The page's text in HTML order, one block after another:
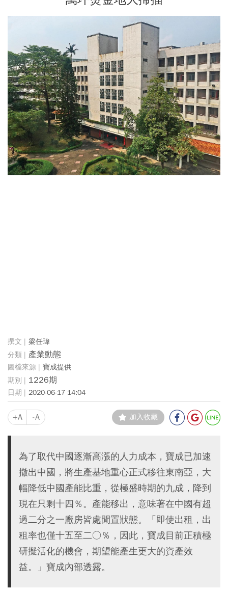
梁任瑋
產業動態
寶成提供
1226期
2020-06-17 14:04
+A -A 加入收藏
為了取代中國逐漸高漲的人力成本，寶成已加速
撤出中國，將生產基地重心正式移往東南亞，大
幅降低中國產能比重，從極盛時期的九成，降到
現在只剩十四％。產能移出，意味著在中國有超
過二分之一廠房皆處閒置狀態。「即使出租，出
租率也僅十五至二○％，因此，寶成目前正積極
研擬活化的機會，期望能產生更大的資產效
益。」寶成內部透露。